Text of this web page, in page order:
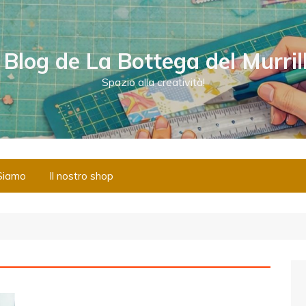
de La Bottega del
Spazio alla creatività!
Il nostro shop